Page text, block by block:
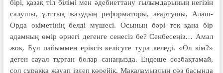
бірі, қазақ тіл білімі мен әдебиеттану ғылымдарының негізін
салушы, ұлттық жазудың реформаторы, ағартушы, Алаш-
Орда өкіметінің белді мүшесі. Осының бәрі тек қана бір
адамның өмір өрнегі дегенге сенесіз бе? Сенбесеңіз… Амал
жоқ. Бұл пайыммен еріксіз келісуге тура келеді. «Ол кім?»
деген сауал тұрған болар санаңызда. Ендеше созбақтамай,
сол сұраққа жауап іздеп көрейік. Мақаламыздың сөз басында